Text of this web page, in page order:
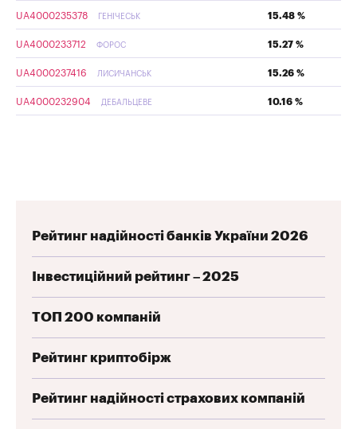
UA4000235378 ГЕНІЧЕСЬК 15.48 %
UA4000233712 ФОРОС 15.27 %
UA4000237416 ЛИСИЧАНСЬК 15.26 %
UA4000232904 ДЕБАЛЬЦЕВЕ 10.16 %
Рейтинг надійності банків України 2026
Інвестиційний рейтинг – 2025
ТОП 200 компаній
Рейтинг криптобірж
Рейтинг надійності страхових компаній